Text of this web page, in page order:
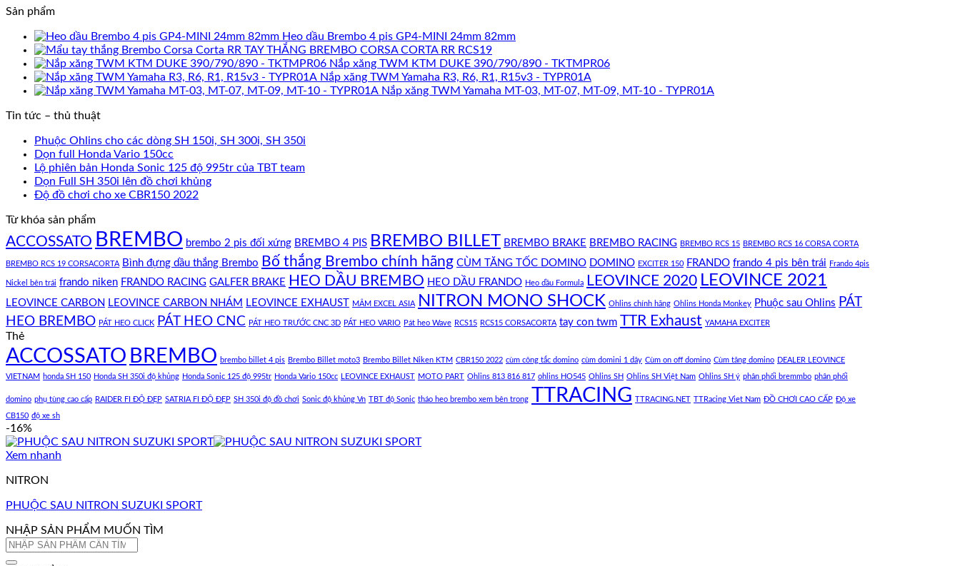
Sản phẩm
Heo dầu Brembo 4 pis GP4-MINI 24mm 82mm
TAY THẮNG BREMBO CORSA CORTA RR RCS19
Nắp xăng TWM KTM DUKE 390/790/890 - TKTMPR06
Nắp xăng TWM Yamaha R3, R6, R1, R15v3 - TYPR01A
Nắp xăng TWM Yamaha MT-03, MT-07, MT-09, MT-10 - TYPR01A
Tin tức – thủ thuật
Phuộc Ohlins cho các dòng SH 150i, SH 300i, SH 350i
Dọn full Honda Vario 150cc
Lộ phiên bản Honda Sonic 125 độ 995tr của TBT team
Dọn Full SH 350i lên đồ chơi khủng
Độ đồ chơi cho xe CBR150 2022
Từ khóa sản phẩm
ACCOSSATO BREMBO brembo 2 pis đối xứng BREMBO 4 PIS BREMBO BILLET BREMBO BRAKE BREMBO RACING BREMBO RCS 15 BREMBO RCS 16 CORSA CORTA
BREMBO RCS 19 CORSACORTA Bình đựng dầu thắng Brembo Bố thắng Brembo chính hãng CÙM TĂNG TỐC DOMINO DOMINO EXCITER 150 FRANDO frando 4 pis bên trái Frando 4pis
Nickel bên trái frando niken FRANDO RACING GALFER BRAKE HEO DẦU BREMBO HEO DẦU FRANDO Heo dầu Formula LEOVINCE 2020 LEOVINCE 2021
LEOVINCE CARBON LEOVINCE CARBON NHÁM LEOVINCE EXHAUST MÂM EXCEL ASIA NITRON MONO SHOCK Ohlins chính hãng Ohlins Honda Monkey Phuộc sau Ohlins PÁT
HEO BREMBO PÁT HEO CLICK PÁT HEO CNC PÁT HEO TRƯỚC CNC 3D PÁT HEO VARIO Pát heo Wave RCS15 RCS15 CORSACORTA tay con twm TTR Exhaust YAMAHA EXCITER
Thẻ
ACCOSSATO BREMBO brembo billet 4 pis Brembo Billet moto3 Brembo Billet Niken KTM CBR150 2022 cùm công tắc domino cùm domini 1 dây Cùm on off domino Cùm tăng domino DEALER LEOVINCE
VIETNAM honda SH 150 Honda SH 350i độ khủng Honda Sonic 125 độ 995tr Honda Vario 150cc LEOVINCE EXHAUST MOTO PART Ohlins 813 816 817 ohlins HO545 Ohlins SH Ohlins SH Việt Nam Ohlins SH ý phân phối bremmbo phân phối
domino phụ tùng cao cấp RAIDER FI ĐỘ ĐẸP SATRIA FI ĐỘ ĐẸP SH 350i độ đồ chơi Sonic độ khủng Vn TBT độ Sonic tháo heo brembo xem bên trong TTRACING TTRACING.NET TTRacing Viet Nam ĐỒ CHƠI CAO CẤP Độ xe
CB150 độ xe sh
-16%
Xem nhanh
NITRON
PHUỘC SAU NITRON SUZUKI SPORT
NHẬP SẢN PHẨM MUỐN TÌM
Tìm